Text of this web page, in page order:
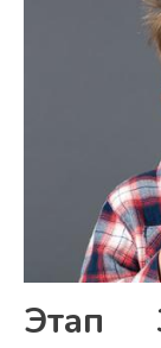
Этап